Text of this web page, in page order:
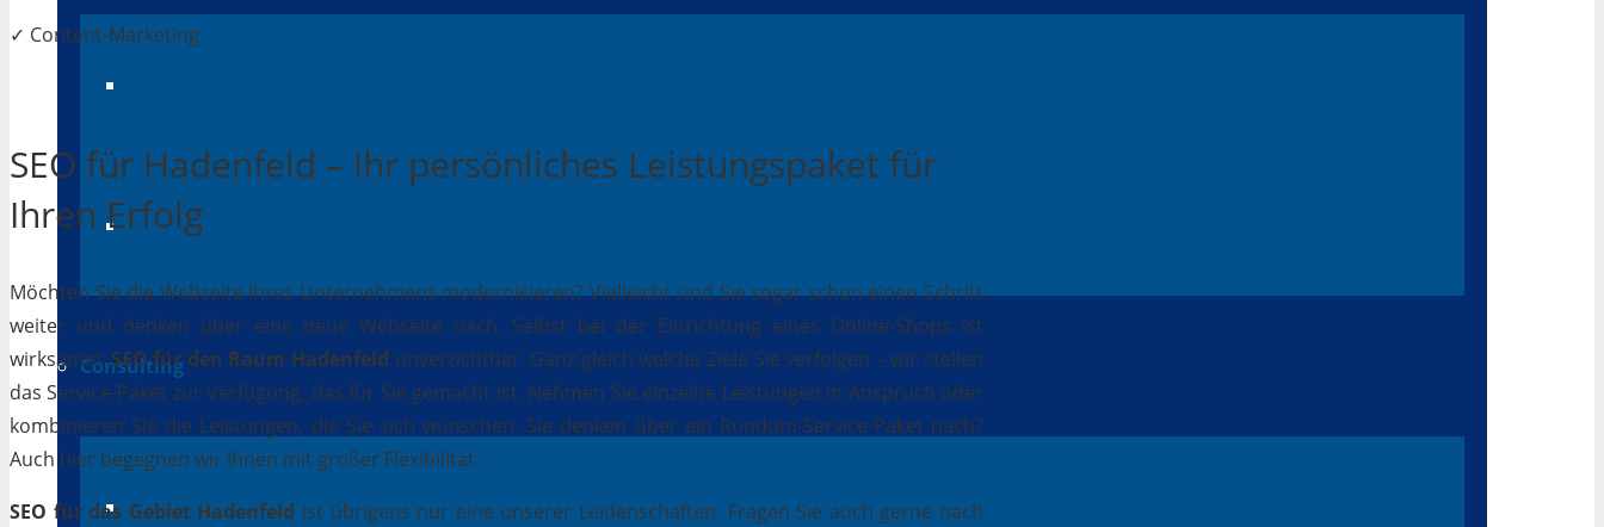
App-Entwicklung
Consulting
IT Beratung
✓ Content-Marketing
SEO für Hadenfeld – Ihr persönliches Leistungspaket für
Ihren Erfolg
Möchten Sie die Webseite Ihres Unternehmens modernisieren? Vielleicht sind Sie sogar schon einen Schritt
weiter und denken über eine neue Webseite nach. Selbst bei der Einrichtung eines Online-Shops ist
wirksamesSEO für den Raum Hadenfeld unverzichtbar. Ganz gleich welche Ziele Sie verfolgen – wir stellen
das Service-Paket zur Verfügung, das für Sie gemacht ist. Nehmen Sie einzelne Leistungen in Anspruch oder
kombinieren Sie die Leistungen, die Sie sich wünschen. Sie denken über ein Rundum-Service-Paket nach?
Auch hier begegnen wir Ihnen mit großer Flexibilität.
SEO für das Gebiet Hadenfeld ist übrigens nur eine unserer Leidenschaften. Fragen Sie auch gerne nach